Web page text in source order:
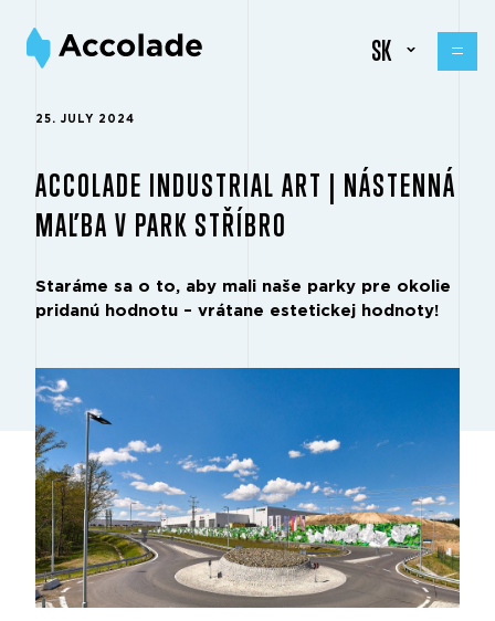
SK
25. JULY 2024
ACCOLADE INDUSTRIAL ART | NÁSTENNÁ
MAĽBA V PARK STŘÍBRO
Staráme sa o to, aby mali naše parky pre okolie
pridanú hodnotu – vrátane estetickej hodnoty!